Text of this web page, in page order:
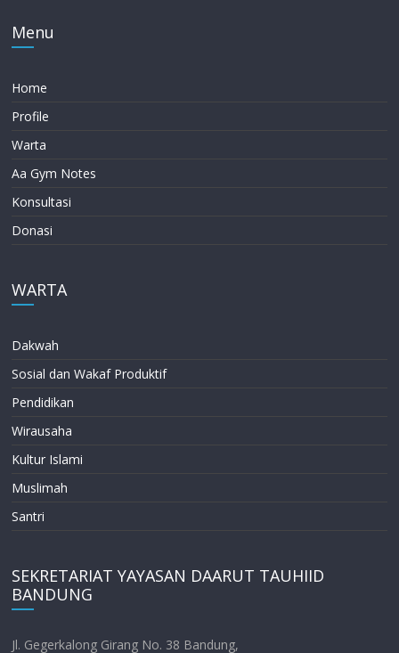
Menu
Home
Profile
Warta
Aa Gym Notes
Konsultasi
Donasi
WARTA
Dakwah
Sosial dan Wakaf Produktif
Pendidikan
Wirausaha
Kultur Islami
Muslimah
Santri
SEKRETARIAT YAYASAN DAARUT TAUHIID
BANDUNG
Jl. Gegerkalong Girang No. 38 Bandung,